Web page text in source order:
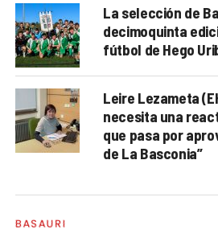
La selección de
decimoquinta
fútbol de Hego
Leire Lezameta
necesita una
que pasa por
de La Basconia”
BASAURI